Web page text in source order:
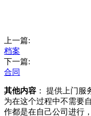
上一篇:
档案
下一篇:
合同
其他内容 ： 提供上门
为在这个过程中不需要
作都是在自己公司进行